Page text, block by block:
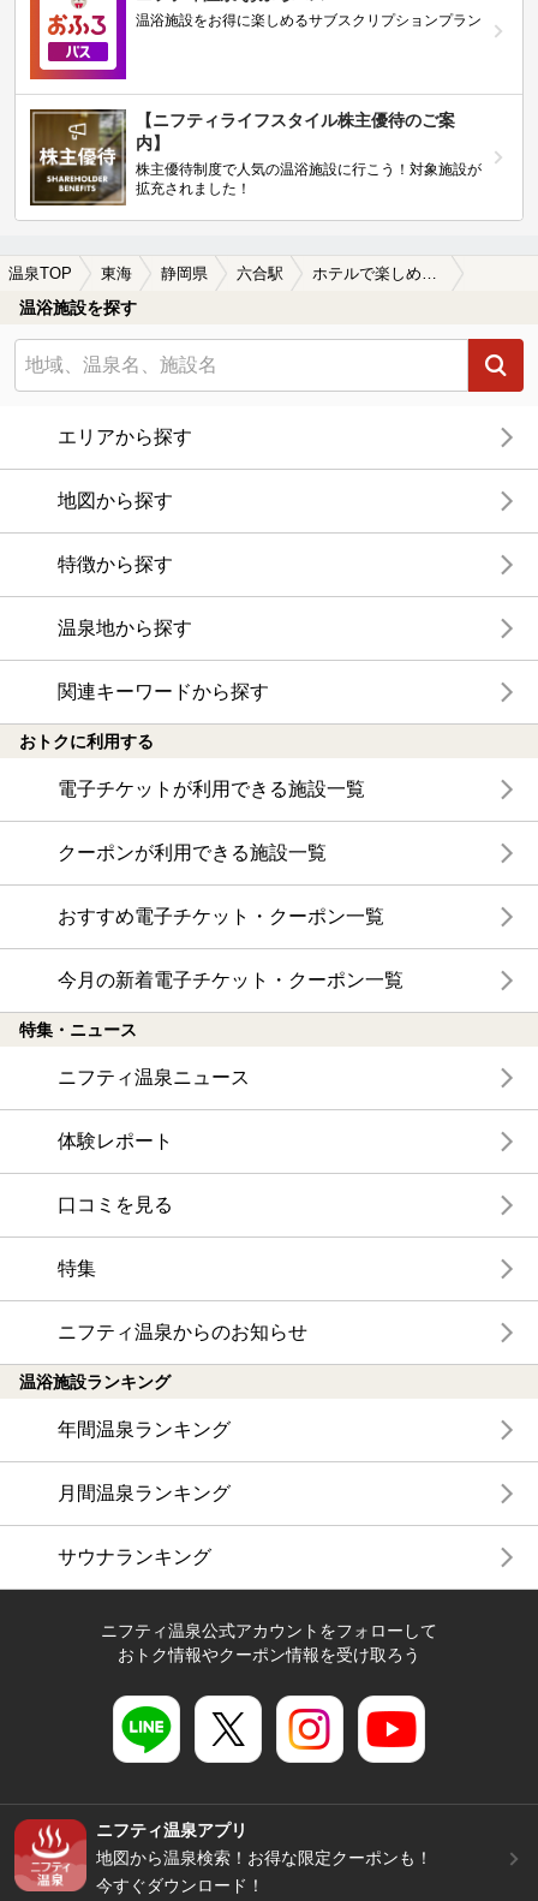
温浴施設をお得に楽しめるサブスクリプションプラン
【ニフティライフスタイル株主優待のご案
内】
株主優待制度で人気の温浴施設に行こう！対象施設が
拡充されました！
温泉TOP 東海 静岡県 六合駅 ホテルで楽しめる六合駅近くの温泉、日帰り温泉、スーパー銭湯おすすめ
温浴施設を探す
エリアから探す
地図から探す
特徴から探す
温泉地から探す
関連キーワードから探す
おトクに利用する
電子チケットが利用できる施設一覧
クーポンが利用できる施設一覧
おすすめ電子チケット・クーポン一覧
今月の新着電子チケット・クーポン一覧
特集・ニュース
ニフティ温泉ニュース
体験レポート
口コミを見る
特集
ニフティ温泉からのお知らせ
温浴施設ランキング
年間温泉ランキング
月間温泉ランキング
サウナランキング
ニフティ温泉公式アカウントをフォローして
おトク情報やクーポン情報を受け取ろう
ニフティ温泉アプリ
地図から温泉検索！お得な限定クーポンも！
今すぐダウンロード！